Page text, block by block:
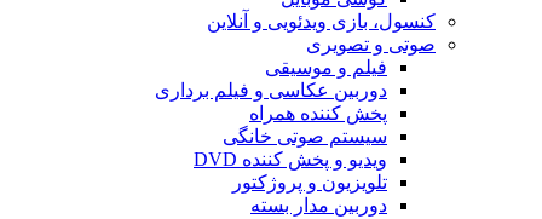
کنسول، بازی‌ ویدئویی و آنلاین
صوتی و تصویری
فیلم و موسیقی
دوربین عکاسی و فیلم برداری
پخش کننده همراه
سیستم صوتی خانگی
ویدیو و پخش کننده DVD
تلویزیون و پروژکتور
دوربین مدار بسته